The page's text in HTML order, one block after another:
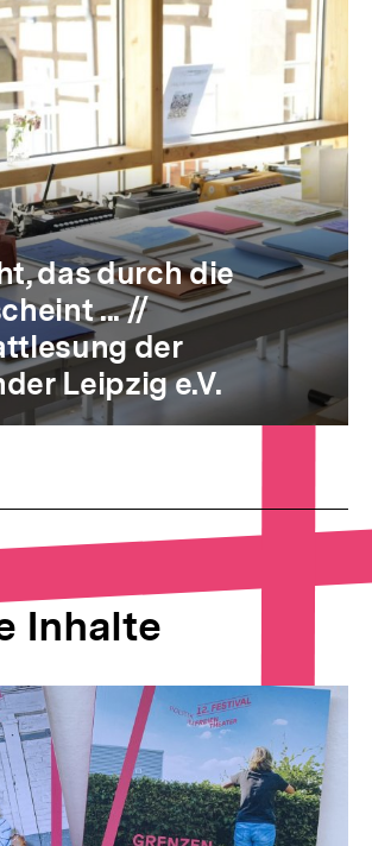
das durch die
... //
der
Leipzig e.V.
Inhalte